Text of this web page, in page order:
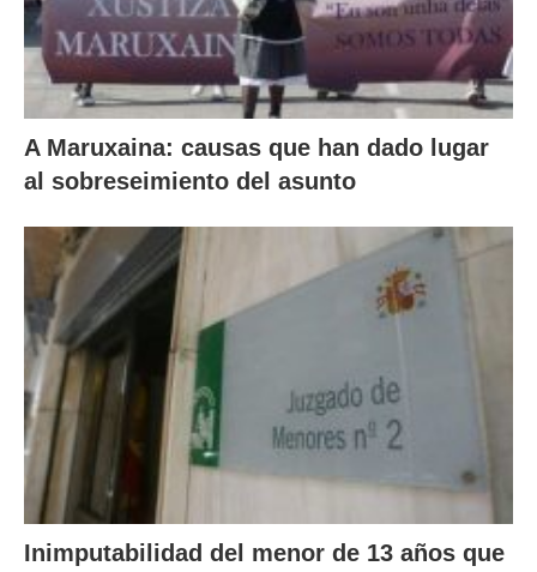
A Maruxaina: causas que han dado lugar
al sobreseimiento del asunto
Inimputabilidad del menor de 13 años que